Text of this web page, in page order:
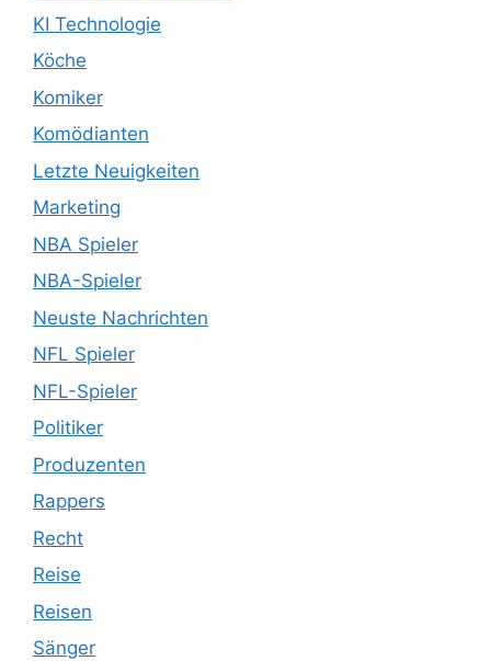
KI Technologie
Köche
Komiker
Komödianten
Letzte Neuigkeiten
Marketing
NBA Spieler
NBA-Spieler
Neuste Nachrichten
NFL Spieler
NFL-Spieler
Politiker
Produzenten
Rappers
Recht
Reise
Reisen
Sänger